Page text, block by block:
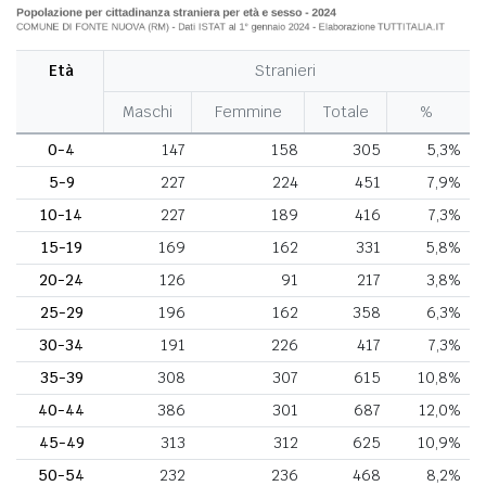
Età Stranieri
Maschi Femmine Totale
%
0-4
147 158 305
5,3%
5-9
227 224 451
7,9%
10-14
227 189 416
7,3%
15-19
169 162 331
5,8%
20-24
126 91 217
3,8%
25-29
196 162 358
6,3%
30-34
191 226 417
7,3%
35-39
308 307 615
10,8%
40-44
386 301 687
12,0%
45-49
313 312 625
10,9%
50-54
232 236 468
8,2%